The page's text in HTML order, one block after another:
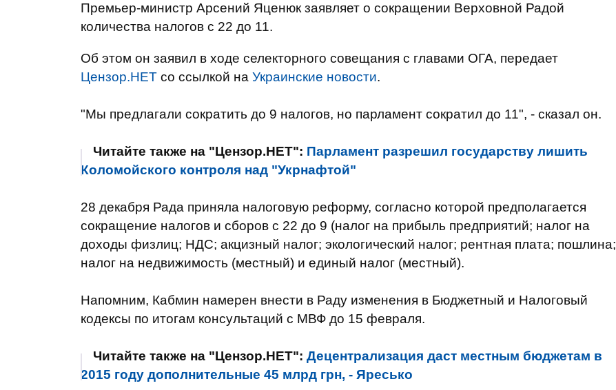
Премьер-министр Арсений Яценюк заявляет о сокращении Верховной Радой
количества налогов с 22 до 11.
Об этом он заявил в ходе селекторного совещания с главами ОГА, передает
Цензор.НЕТ со ссылкой на Украинские новости.
"Мы предлагали сократить до 9 налогов, но парламент сократил до 11", - сказал он.
Читайте также на "Цензор.НЕТ": Парламент разрешил государству лишить
Коломойского контроля над "Укрнафтой"
28 декабря Рада приняла налоговую реформу, согласно которой предполагается
сокращение налогов и сборов с 22 до 9 (налог на прибыль предприятий; налог на
доходы физлиц; НДС; акцизный налог; экологический налог; рентная плата; пошлина;
налог на недвижимость (местный) и единый налог (местный).
Напомним, Кабмин намерен внести в Раду изменения в Бюджетный и Налоговый
кодексы по итогам консультаций с МВФ до 15 февраля.
Читайте также на "Цензор.НЕТ": Децентрализация даст местным бюджетам в
2015 году дополнительные 45 млрд грн, - Яресько